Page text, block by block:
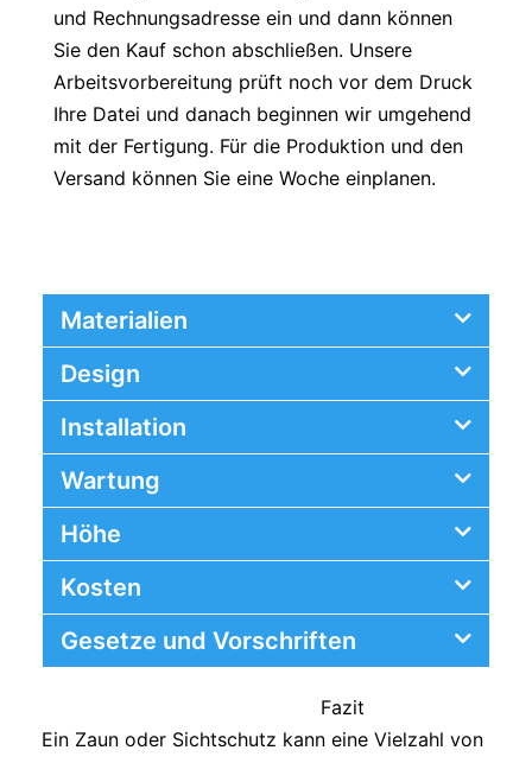
und Rechnungsadresse ein und dann können
Sie den Kauf schon abschließen. Unsere
Arbeitsvorbereitung prüft noch vor dem Druck
Ihre Datei und danach beginnen wir umgehend
mit der Fertigung. Für die Produktion und den
Versand können Sie eine Woche einplanen.
Materialien
Design
Installation
Wartung
Höhe
Kosten
Gesetze und Vorschriften
Fazit
Ein Zaun oder Sichtschutz kann eine Vielzahl von